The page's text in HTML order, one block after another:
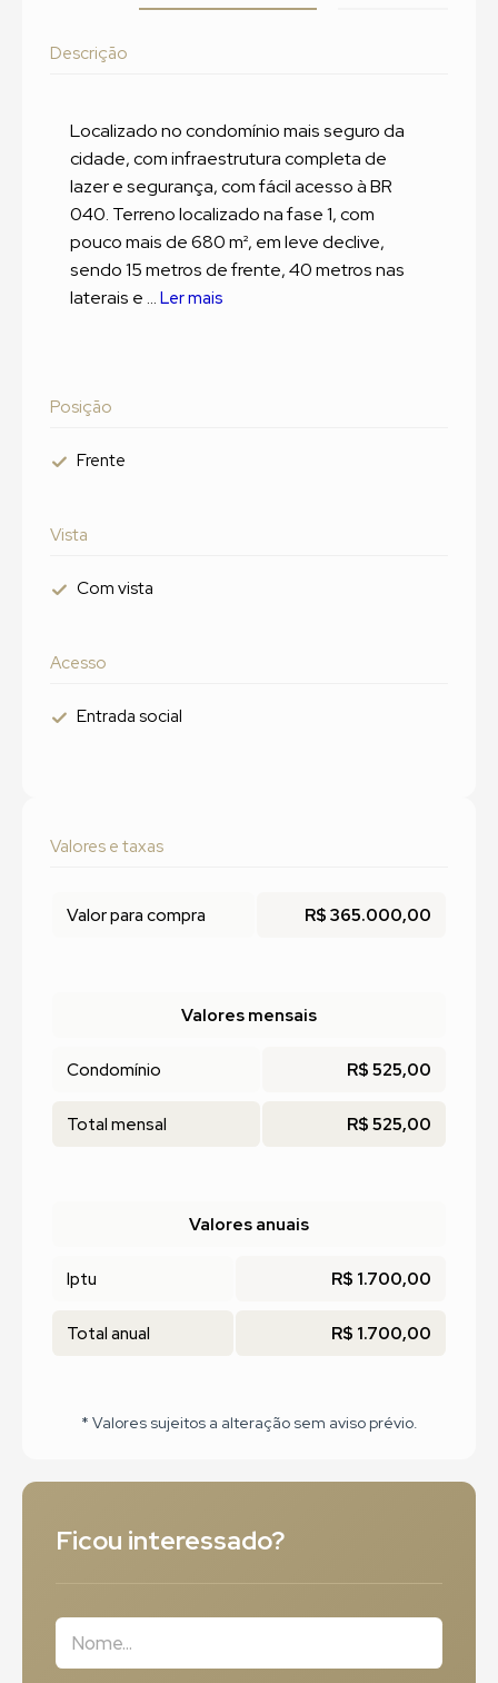
Descrição
Localizado no condomínio mais seguro da
cidade, com infraestrutura completa de
lazer e segurança, com fácil acesso à BR
040. Terreno localizado na fase 1, com
pouco mais de 680 m², em leve declive,
sendo 15 metros de frente, 40 metros nas
laterais e ... Ler mais
Posição
Frente
Vista
Com vista
Acesso
Entrada social
Valores e taxas
Valor para compra R$ 365.000,00
Valores mensais
Condomínio R$ 525,00
Total mensal R$ 525,00
Valores anuais
Iptu R$ 1.700,00
Total anual R$ 1.700,00
* Valores sujeitos a alteração sem aviso prévio.
Ficou interessado?